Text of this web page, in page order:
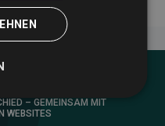
– GEMEINSAM MIT
WEBSITES